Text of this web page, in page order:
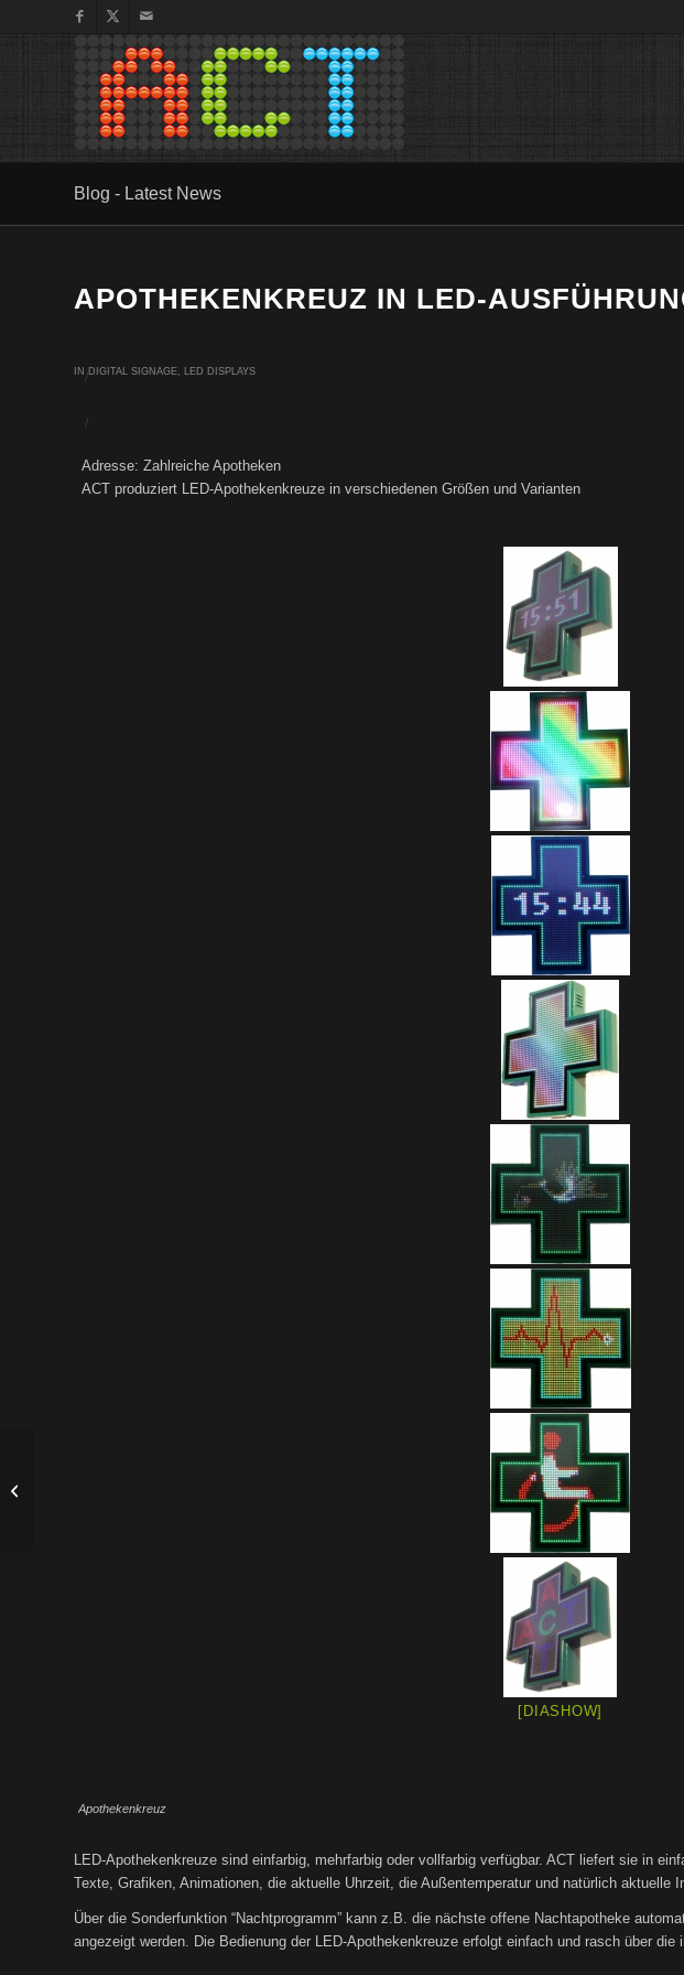
Blog - Latest News
APOTHEKENKREUZ IN LED-
/
INDIGITAL SIGNAGE, LED DISPLAYS
/
Adresse: Zahlreiche Apotheken
ACT produziert LED-Apothekenkreuze in verschiedenen Größen und Varianten
[DIASHOW]
Apothekenkreuz
LED-Apothekenkreuze sind einfarbig, mehrfarbig oder vollfarbig verfügbar. ACT liefert sie in
Texte, Grafiken, Animationen, die aktuelle Uhrzeit, die Außentemperatur und natürlich aktuelle
Über die Sonderfunktion “Nachtprogramm” kann z.B. die nächste offene Nachtapotheke
angezeigt werden. Die Bedienung der LED-Apothekenkreuze erfolgt einfach und rasch über die